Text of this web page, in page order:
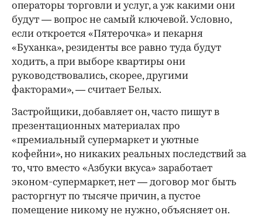
операторы торговли и услуг, а уж какими они
будут — вопрос не самый ключевой. Условно,
если откроется «Пятерочка» и пекарня
«Буханка», резиденты все равно туда будут
ходить, а при выборе квартиры они
руководствовались, скорее, другими
факторами», — считает Белых.
Застройщики, добавляет он, часто пишут в
презентационных материалах про
«премиальный супермаркет и уютные
кофейни», но никаких реальных последствий за
то, что вместо «Азбуки вкуса» заработает
эконом-супермаркет, нет — договор мог быть
расторгнут по тысяче причин, а пустое
помещение никому не нужно, объясняет он.